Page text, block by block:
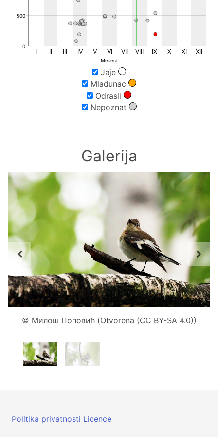
34TFN28
1
2
34TFN37
10
I II III IV V VI VII VIII IX X XI XII
Meseci
0
500
Jaje
Mladunac
Odrasli
Nepoznat
Galerija
© Милош Поповић (Otvorena (CC BY-SA 4.0))
Politika privatnosti Licence